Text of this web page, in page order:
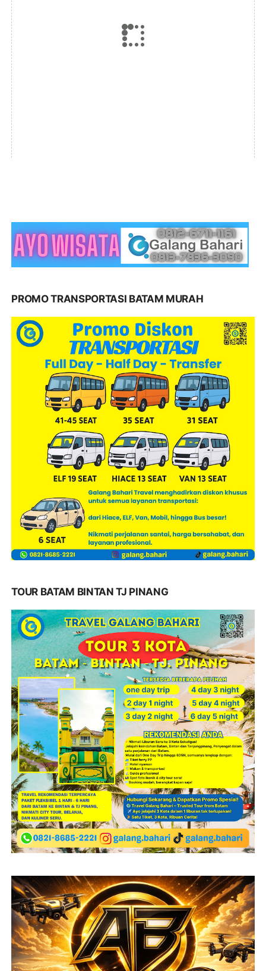
PROMO TRANSPORTASI BATAM MURAH
TOUR BATAM BINTAN TJ PINANG